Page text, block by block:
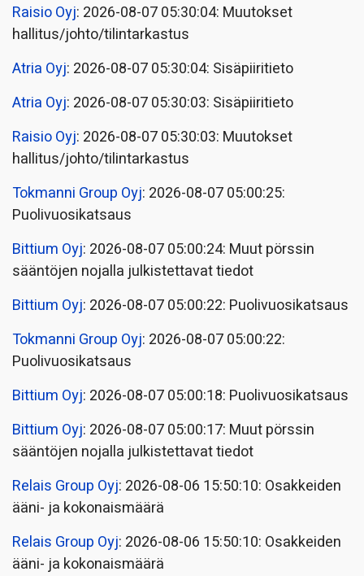
Raisio Oyj: 2026-08-07 05:30:04: Muutokset
hallitus/johto/tilintarkastus
Atria Oyj: 2026-08-07 05:30:04: Sisäpiiritieto
Atria Oyj: 2026-08-07 05:30:03: Sisäpiiritieto
Raisio Oyj: 2026-08-07 05:30:03: Muutokset
hallitus/johto/tilintarkastus
Tokmanni Group Oyj: 2026-08-07 05:00:25:
Puolivuosikatsaus
Bittium Oyj: 2026-08-07 05:00:24: Muut pörssin
sääntöjen nojalla julkistettavat tiedot
Bittium Oyj: 2026-08-07 05:00:22: Puolivuosikatsaus
Tokmanni Group Oyj: 2026-08-07 05:00:22:
Puolivuosikatsaus
Bittium Oyj: 2026-08-07 05:00:18: Puolivuosikatsaus
Bittium Oyj: 2026-08-07 05:00:17: Muut pörssin
sääntöjen nojalla julkistettavat tiedot
Relais Group Oyj: 2026-08-06 15:50:10: Osakkeiden
ääni- ja kokonaismäärä
Relais Group Oyj: 2026-08-06 15:50:10: Osakkeiden
ääni- ja kokonaismäärä